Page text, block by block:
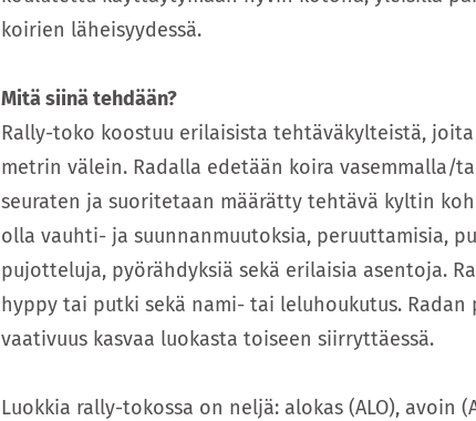
koirien läheisyydessä.
Mitä siinä tehdään?
Rally-toko koostuu erilaisista tehtäväkylteistä, joita
metrin välein. Radalla edetään koira vasemmalla/
seuraten ja suoritetaan määrätty tehtävä kyltin
olla vauhti- ja suunnanmuutoksia, peruuttamisia,
pujotteluja, pyörähdyksiä sekä erilaisia asentoja.
hyppy tai putki sekä nami- tai leluhoukutus. Radan
vaativuus kasvaa luokasta toiseen siirryttäessä.
Luokkia rally-tokossa on neljä: alokas (ALO), avoin